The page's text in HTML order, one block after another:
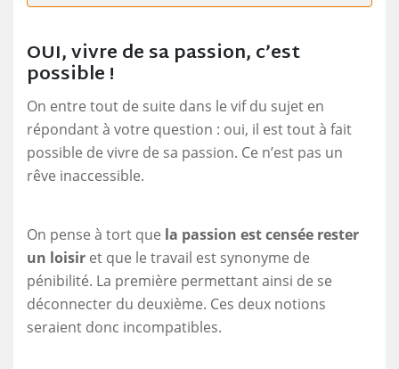
OUI, vivre de sa passion, c’est
possible !
On entre tout de suite dans le vif du sujet en
répondant à votre question : oui, il est tout à fait
possible de vivre de sa passion. Ce n’est pas un
rêve inaccessible.
On pense à tort que la passion est censée rester
un loisir et que le travail est synonyme de
pénibilité. La première permettant ainsi de se
déconnecter du deuxième. Ces deux notions
seraient donc incompatibles.